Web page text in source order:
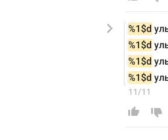
%1$d
%1$d
%1$d
%1$d
11/11